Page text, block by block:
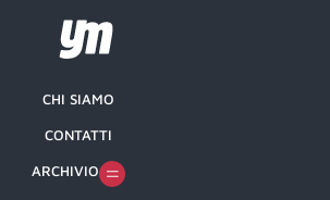
CHI SIAMO
CONTATTI
ARCHIVIO